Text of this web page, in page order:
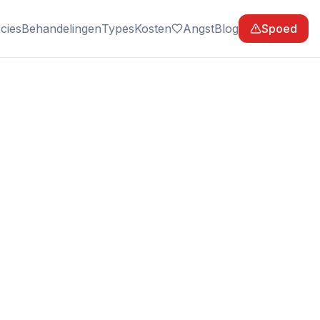
BehandelingenTypesKosten AngstBlog Spoed